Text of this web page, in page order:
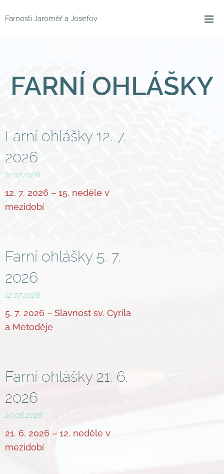
Farnosti Jaroměř a Josefov
FARNÍ OHLÁŠKY
Farní ohlášky 12. 7.
2026
12.07.2026
12. 7. 2026 – 15. neděle v
mezidobí
Farní ohlášky 5. 7.
2026
12.07.2026
5. 7. 2026 – Slavnost sv. Cyrila
a Metoděje
Farní ohlášky 21. 6.
2026
20.06.2026
21. 6. 2026 – 12. neděle v
mezidobí